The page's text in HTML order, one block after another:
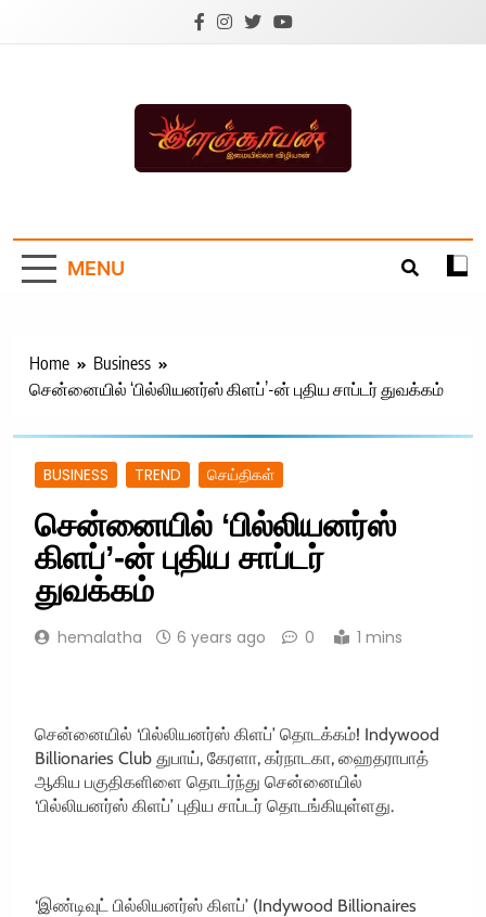
Tamil News |
Health | Tamil
Technology |
Sports News
MENU
Home
Business
சென்னையில் ‘பில்லியனர்ஸ் கிளப்’-ன் புதிய சாப்டர் துவக்கம்
BUSINESS TREND செய்திகள்
சென்னையில் ‘பில்லியனர்ஸ்
கிளப்’-ன் புதிய சாப்டர்
துவக்கம்
hemalatha 6 years ago 0 1 mins
சென்னையில் ‘பில்லியனர்ஸ் கிளப்’ தொடக்கம்! Indywood
Billionaries Club துபாய், கேரளா, கர்நாடகா, ஹைதராபாத்
ஆகிய பகுதிகளிளை தொடர்ந்து சென்னையில்
‘பில்லியனர்ஸ் கிளப்’ புதிய சாப்டர் தொடங்கியுள்ளது.
‘இண்டிவுட் பில்லியனர்ஸ் கிளப்’ (Indywood Billionaires